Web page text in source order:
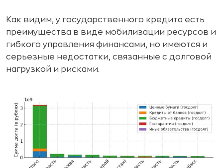
Как видим, у государственного кредита есть
преимущества в виде мобилизации ресурсов и
гибкого управления финансами, но имеются и
серьезные недостатки, связанные с долговой
нагрузкой и рисками.